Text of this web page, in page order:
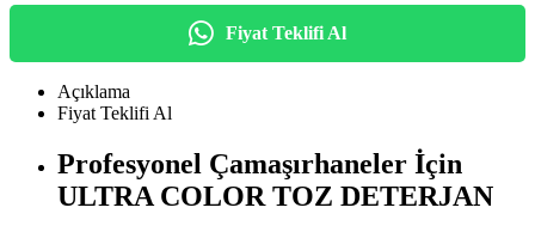
Fiyat Teklifi Al
Açıklama
Fiyat Teklifi Al
Profesyonel Çamaşırhaneler İçin
ULTRA COLOR TOZ DETERJAN